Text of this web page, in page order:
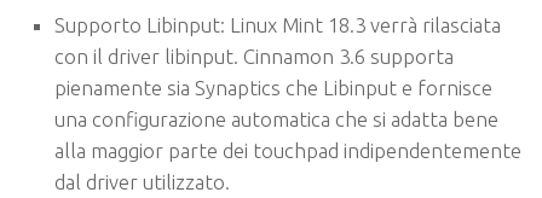
Supporto Libinput: Linux Mint 18.3 verrà rilasciata
con il driver libinput. Cinnamon 3.6 supporta
pienamente sia Synaptics che Libinput e fornisce
una configurazione automatica che si adatta bene
alla maggior parte dei touchpad indipendentemente
dal driver utilizzato.